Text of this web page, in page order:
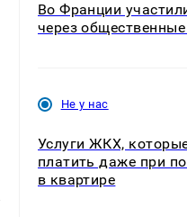
Во Франции
через
Не у нас
Услуги ЖКХ,
платить даже при
в квартире